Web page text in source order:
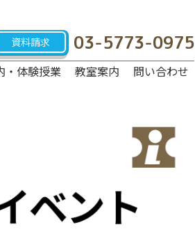
資料請求 03-5773-0975
・体験授業 教室案内 問い合わせ